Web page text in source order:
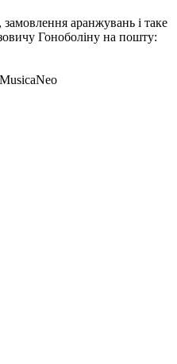
аранжувань і таке
Гоноболіну на пошту: